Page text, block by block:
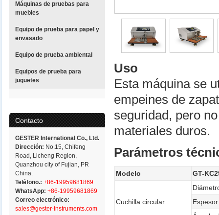
Máquinas de pruebas para
muebles
Equipo de prueba para papel y
envasado
Equipo de prueba ambiental
Equipos de prueba para
juguetes
Contacto
GESTER International Co., Ltd.
Dirección: No.15, Chifeng
Road, Licheng Region,
Quanzhou city of Fujian, PR
China.
Teléfono.: +86-19959681869
WhatsApp: +86-19959681869
Correo electrónico:
sales@gester-instruments.com
Uso
Esta máquina se
empeines de
seguridad, pero
materiales duros.
Parámetros
Modelo GT-
Cuchilla circular